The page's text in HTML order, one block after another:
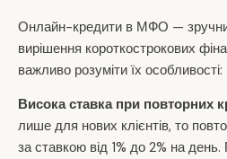
Онлайн-кредити в МФО —
вирішення короткострокових
важливо розуміти їх особливості:
Висока ставка при повторних
лише для нових клієнтів, то
за ставкою від 1% до 2% на